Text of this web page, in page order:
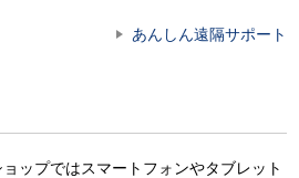
あんしん遠隔サポート
ョップではスマートフォンやタブレット